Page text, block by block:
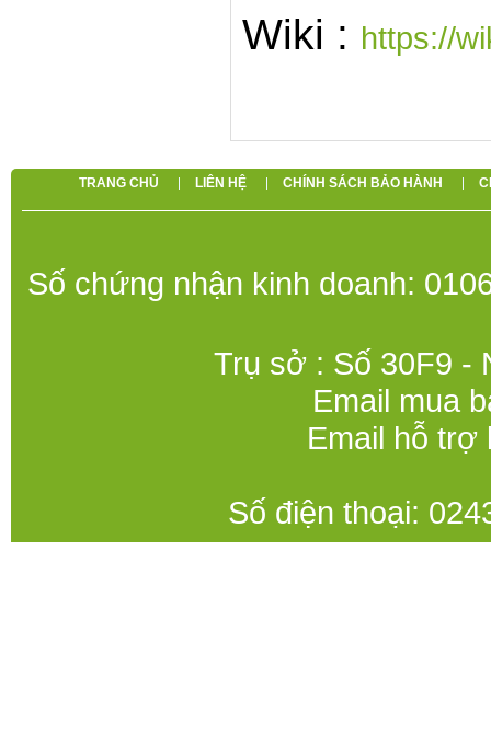
Wiki : https://
TRANG CHỦ LIÊN HỆ CHÍNH SÁCH BẢO HÀNH
Số chứng nhận kinh doanh:
Trụ sở : Số 30F9 -
Email mua
Email hỗ trợ
Số điện thoại: